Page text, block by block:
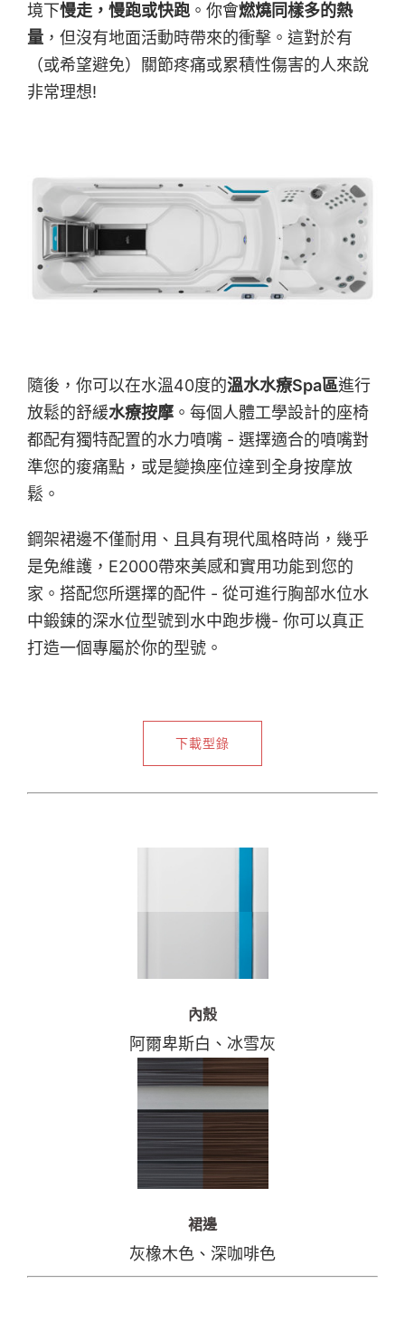
境下慢走，慢跑或快跑 。你會燃燒同樣多的熱
量 ，但沒有地面活動時帶來的衝擊。這對於有
（或希望避免）關節疼痛或累積性傷害的人來說
非常理想!
隨後，你可以在水溫40度的溫水水療Spa區進行
放鬆的舒緩水療按摩 。每個人體工學設計的座椅
都配有獨特配置的水力噴嘴 - 選擇適合的噴嘴對
準您的痠痛點，或是變換座位達到全身按摩放
鬆。
鋼架裙邊不僅耐用、且具有現代風格時尚，幾乎
是免維護，E2000帶來美感和實用功能到您的
家。搭配您所選擇的配件 - 從可進行胸部水位水
中鍛鍊的深水位型號到水中跑步機- 你可以真正
打造一個專屬於你的型號。
下載型錄
內殼
阿爾卑斯白、冰雪灰
裙邊
灰橡木色、深咖啡色